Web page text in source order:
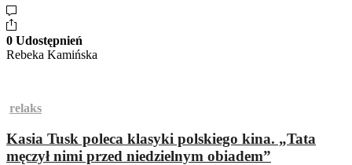
0 Udostępnień
Rebeka Kamińska
relaks
Kasia Tusk poleca klasyki polskiego kina. „Tata
męczył nimi przed niedzielnym obiadem”